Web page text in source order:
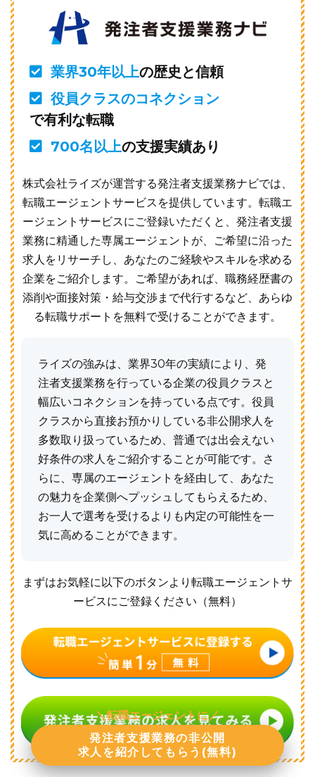
業界30年以上の歴史と信頼
役員クラスのコネクション
で有利な転職
700名以上の支援実績あり
株式会社ライズが運営する発注者支援業務ナビでは、
転職エージェントサービスを提供しています。転職エ
ージェントサービスにご登録いただくと、発注者支援
業務に精通した専属エージェントが、ご希望に沿った
求人をリサーチし、あなたのご経験やスキルを求める
企業をご紹介します。ご希望があれば、職務経歴書の
添削や面接対策・給与交渉まで代行するなど、あらゆ
る転職サポートを無料で受けることができます。
ライズの強みは、業界30年の実績により、発
注者支援業務を行っている企業の役員クラスと
幅広いコネクションを持っている点です。役員
クラスから直接お預かりしている非公開求人を
多数取り扱っているため、普通では出会えない
好条件の求人をご紹介することが可能です。さ
らに、専属のエージェントを経由して、あなた
の魅力を企業側へプッシュしてもらえるため、
お一人で選考を受けるよりも内定の可能性を一
気に高めることができます。
まずはお気軽に以下のボタンより転職エージェントサ
ービスにご登録ください（無料）
＼転職エージェントに／
発注者支援業務の非公開
求人を紹介してもらう(無料)